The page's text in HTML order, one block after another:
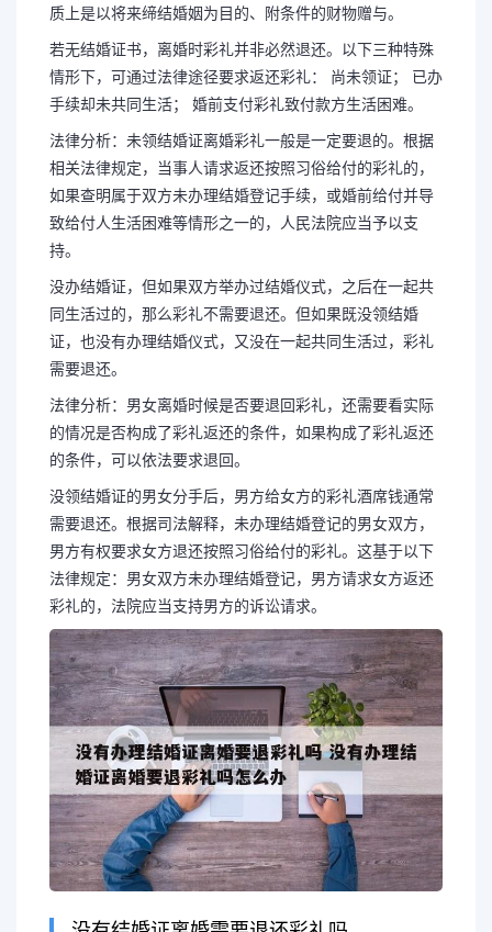
质上是以将来缔结婚姻为目的、附条件的财物赠与。
若无结婚证书，离婚时彩礼并非必然退还。以下三种特殊
情形下，可通过法律途径要求返还彩礼： 尚未领证； 已办
手续却未共同生活； 婚前支付彩礼致付款方生活困难。
法律分析：未领结婚证离婚彩礼一般是一定要退的。根据
相关法律规定，当事人请求返还按照习俗给付的彩礼的，
如果查明属于双方未办理结婚登记手续，或婚前给付并导
致给付人生活困难等情形之一的，人民法院应当予以支
持。
没办结婚证，但如果双方举办过结婚仪式，之后在一起共
同生活过的，那么彩礼不需要退还。但如果既没领结婚
证，也没有办理结婚仪式，又没在一起共同生活过，彩礼
需要退还。
法律分析：男女离婚时候是否要退回彩礼，还需要看实际
的情况是否构成了彩礼返还的条件，如果构成了彩礼返还
的条件，可以依法要求退回。
没领结婚证的男女分手后，男方给女方的彩礼酒席钱通常
需要退还。根据司法解释，未办理结婚登记的男女双方，
男方有权要求女方退还按照习俗给付的彩礼。这基于以下
法律规定：男女双方未办理结婚登记，男方请求女方返还
彩礼的，法院应当支持男方的诉讼请求。